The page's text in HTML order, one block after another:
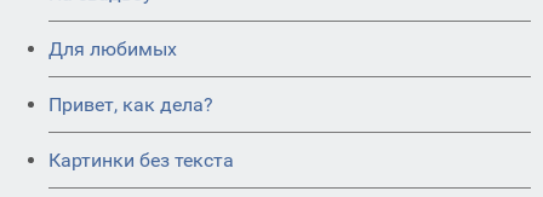
Для любимых
Привет, как дела?
Картинки без текста